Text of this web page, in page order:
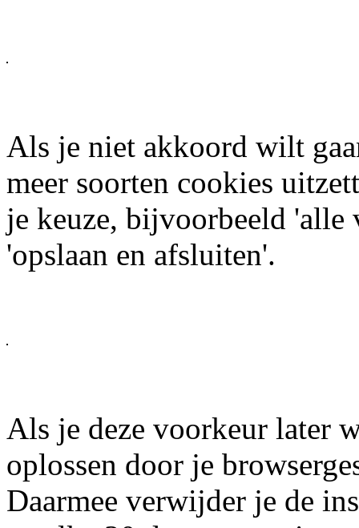
Als je niet akkoord wilt
meer soorten cookies
je keuze, bijvoorbeeld
'opslaan en afsluiten'.
Als je deze voorkeur later
oplossen door je
Daarmee verwijder je de